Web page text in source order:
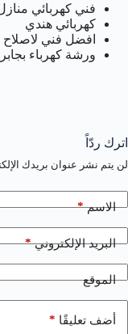
فني كهربائي
كهربائي هندي
افضل فني لاصلاح
ورشة كهرباء
اترك ردّاً
لن يتم نشر عنوان بريدك
الاسم*
البريد الإلكتروني*
الموقع
أضف تعليقًا *